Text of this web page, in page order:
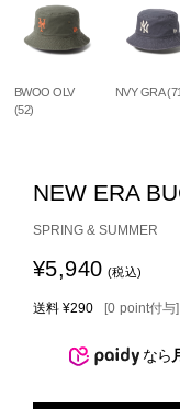
BWOO OLV
(52)
NVY GRA
NEW ERA
SPRING & SUMMER
¥5,940 (税込)
送料 ¥290 [0 point付与]
なら